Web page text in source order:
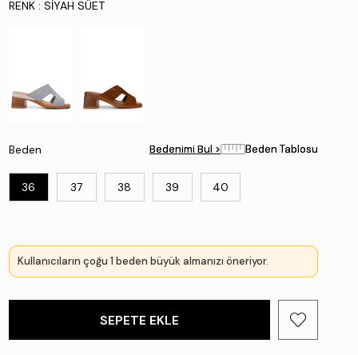
RENK: SIYAH SÜET
Beden
36 37 38 39 40
Bedenimi Bul > Beden Tablosu
Bedenimi Bul > Beden Tablosu
Kullanıcıların çoğu 1 beden büyük almanızı öneriyor.